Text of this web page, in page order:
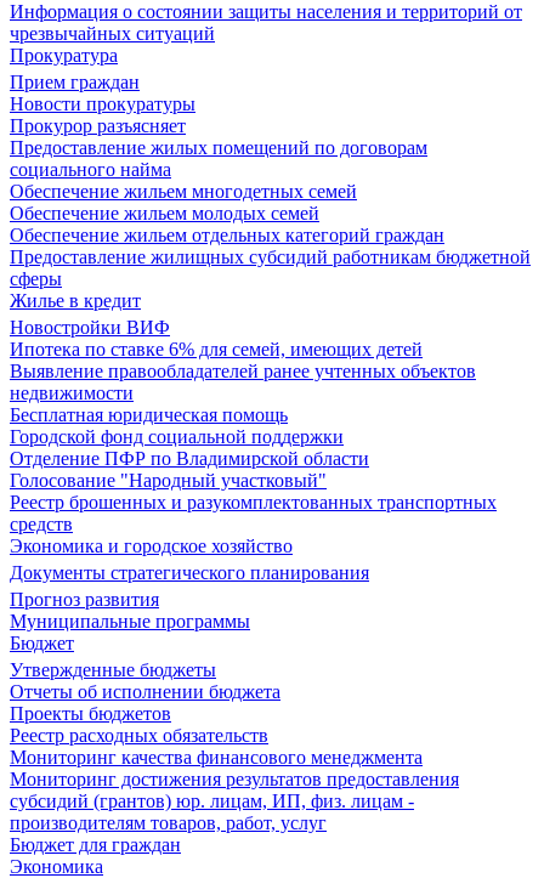
Информация о состоянии защиты населения и территорий от
чрезвычайных ситуаций
Прокуратура
Прием граждан
Новости прокуратуры
Прокурор разъясняет
Предоставление жилых помещений по договорам
социального найма
Обеспечение жильем многодетных семей
Обеспечение жильем молодых семей
Обеспечение жильем отдельных категорий граждан
Предоставление жилищных субсидий работникам бюджетной
сферы
Жилье в кредит
Новостройки ВИФ
Ипотека по ставке 6% для семей, имеющих детей
Выявление правообладателей ранее учтенных объектов
недвижимости
Бесплатная юридическая помощь
Городской фонд социальной поддержки
Отделение ПФР по Владимирской области
Голосование "Народный участковый"
Реестр брошенных и разукомплектованных транспортных
средств
Экономика и городское хозяйство
Документы стратегического планирования
Прогноз развития
Муниципальные программы
Бюджет
Утвержденные бюджеты
Отчеты об исполнении бюджета
Проекты бюджетов
Реестр расходных обязательств
Мониторинг качества финансового менеджмента
Мониторинг достижения результатов предоставления
субсидий (грантов) юр. лицам, ИП, физ. лицам -
производителям товаров, работ, услуг
Бюджет для граждан
Экономика